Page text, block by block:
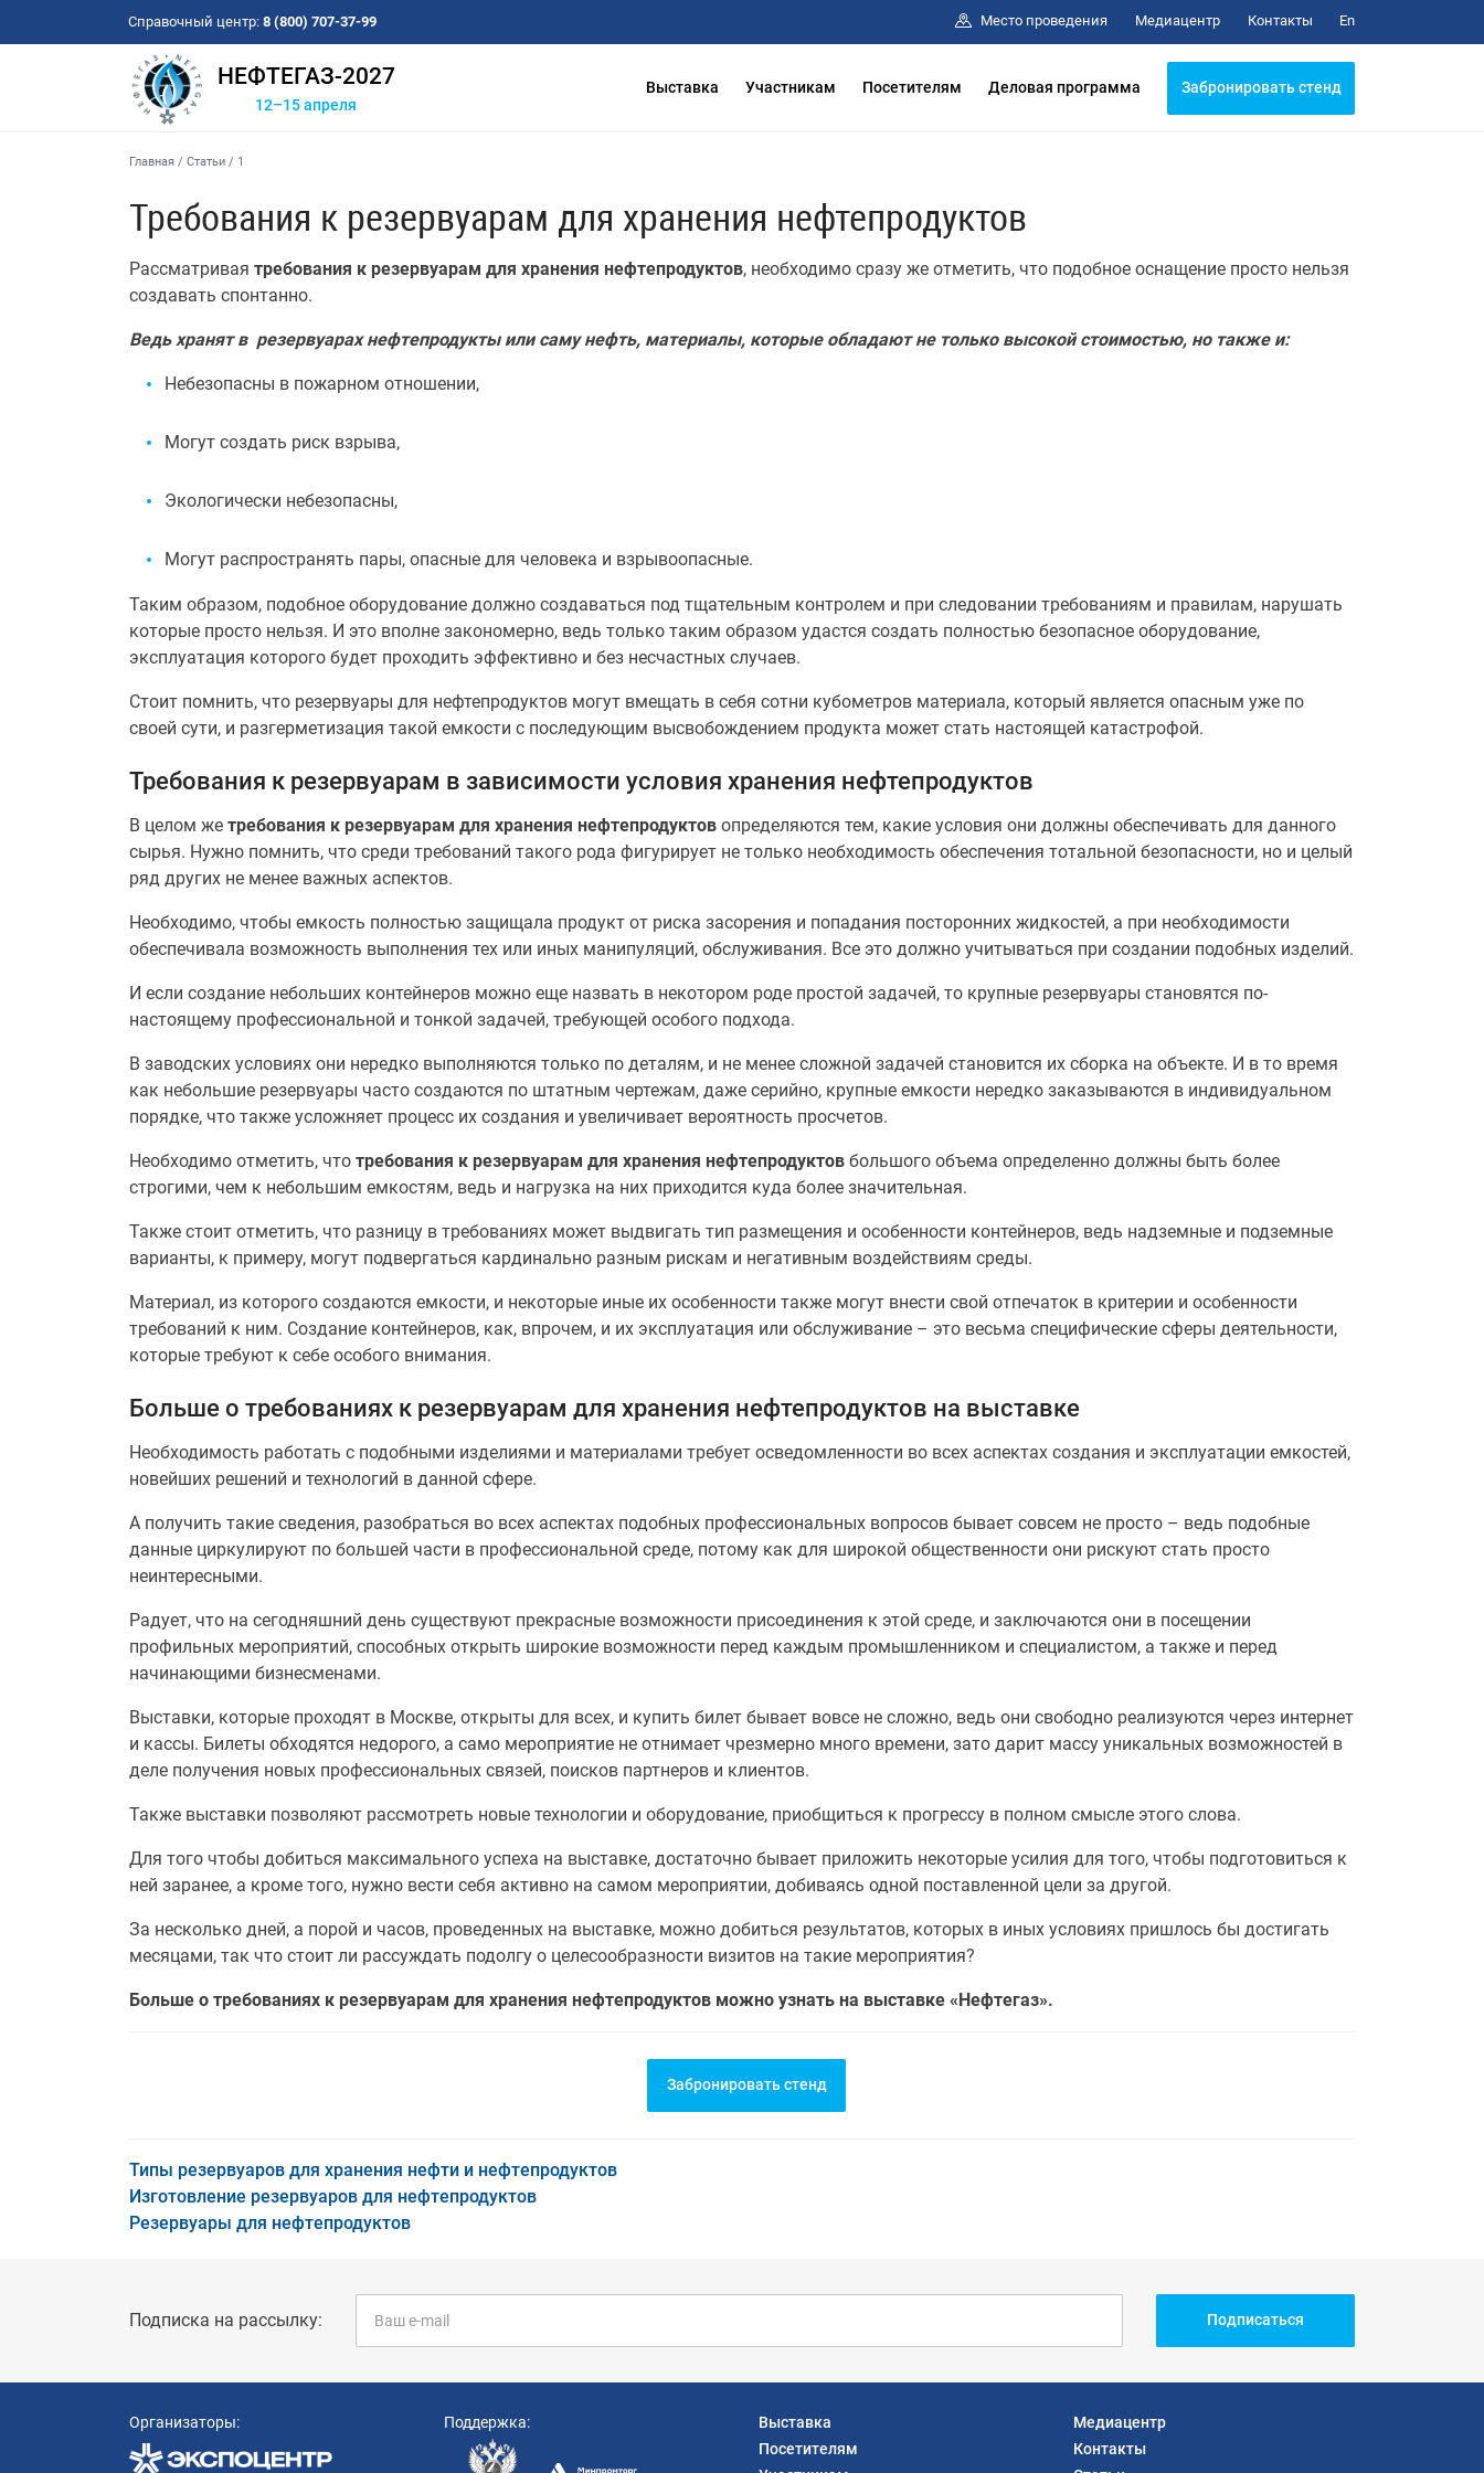
Справочный центр: 8 (800) 707-37-99 Место проведения Медиацентр Контакты En
НЕФТЕГАЗ-2027
12–15 апреля
Выставка Участникам Посетителям Деловая программа Забронировать стенд
Главная / Статьи / 1
Требования к резервуарам для хранения нефтепродуктов
Рассматривая требования к резервуарам для хранения нефтепродуктов, необходимо сразу же отметить, что подобное оснащение просто нельзя
создавать спонтанно.
Ведь хранят в резервуарах нефтепродукты или саму нефть, материалы, которые обладают не только высокой стоимостью, но также и:
Небезопасны в пожарном отношении,
Могут создать риск взрыва,
Экологически небезопасны,
Могут распространять пары, опасные для человека и взрывоопасные.
Таким образом, подобное оборудование должно создаваться под тщательным контролем и при следовании требованиям и правилам, нарушать
которые просто нельзя. И это вполне закономерно, ведь только таким образом удастся создать полностью безопасное оборудование,
эксплуатация которого будет проходить эффективно и без несчастных случаев.
Стоит помнить, что резервуары для нефтепродуктов могут вмещать в себя сотни кубометров материала, который является опасным уже по
своей сути, и разгерметизация такой емкости с последующим высвобождением продукта может стать настоящей катастрофой.
Требования к резервуарам в зависимости условия хранения нефтепродуктов
В целом же требования к резервуарам для хранения нефтепродуктов определяются тем, какие условия они должны обеспечивать для данного
сырья. Нужно помнить, что среди требований такого рода фигурирует не только необходимость обеспечения тотальной безопасности, но и целый
ряд других не менее важных аспектов.
Необходимо, чтобы емкость полностью защищала продукт от риска засорения и попадания посторонних жидкостей, а при необходимости
обеспечивала возможность выполнения тех или иных манипуляций, обслуживания. Все это должно учитываться при создании подобных изделий.
И если создание небольших контейнеров можно еще назвать в некотором роде простой задачей, то крупные резервуары становятся по-
настоящему профессиональной и тонкой задачей, требующей особого подхода.
В заводских условиях они нередко выполняются только по деталям, и не менее сложной задачей становится их сборка на объекте. И в то время
как небольшие резервуары часто создаются по штатным чертежам, даже серийно, крупные емкости нередко заказываются в индивидуальном
порядке, что также усложняет процесс их создания и увеличивает вероятность просчетов.
Необходимо отметить, что требования к резервуарам для хранения нефтепродуктов большого объема определенно должны быть более
строгими, чем к небольшим емкостям, ведь и нагрузка на них приходится куда более значительная.
Также стоит отметить, что разницу в требованиях может выдвигать тип размещения и особенности контейнеров, ведь надземные и подземные
варианты, к примеру, могут подвергаться кардинально разным рискам и негативным воздействиям среды.
Материал, из которого создаются емкости, и некоторые иные их особенности также могут внести свой отпечаток в критерии и особенности
требований к ним. Создание контейнеров, как, впрочем, и их эксплуатация или обслуживание – это весьма специфические сферы деятельности,
которые требуют к себе особого внимания.
Больше о требованиях к резервуарам для хранения нефтепродуктов на выставке
Необходимость работать с подобными изделиями и материалами требует осведомленности во всех аспектах создания и эксплуатации емкостей,
новейших решений и технологий в данной сфере.
А получить такие сведения, разобраться во всех аспектах подобных профессиональных вопросов бывает совсем не просто – ведь подобные
данные циркулируют по большей части в профессиональной среде, потому как для широкой общественности они рискуют стать просто
неинтересными.
Радует, что на сегодняшний день существуют прекрасные возможности присоединения к этой среде, и заключаются они в посещении
профильных мероприятий, способных открыть широкие возможности перед каждым промышленником и специалистом, а также и перед
начинающими бизнесменами.
Выставки, которые проходят в Москве, открыты для всех, и купить билет бывает вовсе не сложно, ведь они свободно реализуются через интернет
и кассы. Билеты обходятся недорого, а само мероприятие не отнимает чрезмерно много времени, зато дарит массу уникальных возможностей в
деле получения новых профессиональных связей, поисков партнеров и клиентов.
Также выставки позволяют рассмотреть новые технологии и оборудование, приобщиться к прогрессу в полном смысле этого слова.
Для того чтобы добиться максимального успеха на выставке, достаточно бывает приложить некоторые усилия для того, чтобы подготовиться к
ней заранее, а кроме того, нужно вести себя активно на самом мероприятии, добиваясь одной поставленной цели за другой.
За несколько дней, а порой и часов, проведенных на выставке, можно добиться результатов, которых в иных условиях пришлось бы достигать
месяцами, так что стоит ли рассуждать подолгу о целесообразности визитов на такие мероприятия?
Больше о требованиях к резервуарам для хранения нефтепродуктов можно узнать на выставке «Нефтегаз».
Забронировать стенд
Типы резервуаров для хранения нефти и нефтепродуктов
Изготовление резервуаров для нефтепродуктов
Резервуары для нефтепродуктов
Подписка на рассылку: Подписаться
Организаторы: Поддержка:
Выставка
Посетителям
Медиацентр
Контакты